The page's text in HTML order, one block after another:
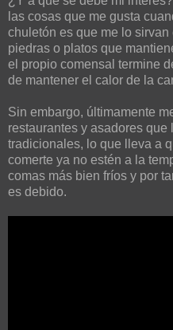
las cosas que me gusta
chuletón es que me lo
piedras o platos que
el propio comensal termine
de mantener el calor de la
Sin embargo, últimamente
restaurantes y asadores
tradicionales, lo que lleva a
comerte ya no estén a la
comas más bien fríos y por
es debido.